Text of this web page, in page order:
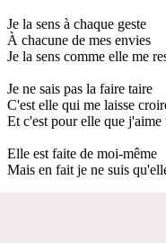
Je la sens à chaque geste
À chacune de mes envies
Je la sens comme elle me
Je ne sais pas la faire taire
C'est elle qui me laisse
Et c'est pour elle que j'aime
Elle est faite de moi-même
Mais en fait je ne suis